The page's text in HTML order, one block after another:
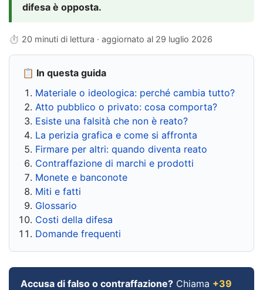
difesa è opposta.
⏱ 20 minuti di lettura · aggiornato al 29 luglio 2026
📋 In questa guida
Materiale o ideologica: perché cambia tutto?
Atto pubblico o privato: cosa comporta?
Esiste una falsità che non è reato?
La perizia grafica e come si affronta
Firmare per altri: quando diventa reato
Contraffazione di marchi e prodotti
Monete e banconote
Miti e fatti
Glossario
Costi della difesa
Domande frequenti
Accusa di falso o contraffazione? Chiama +39